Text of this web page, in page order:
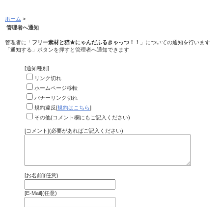
ホーム >
管理者へ通知
管理者に「フリー素材と猫★にゃんだふるきゃっつ！！
」についての通知を行います
「通知する」ボタンを押すと管理者へ通知できます
[通知種別]
リンク切れ
ホームページ移転
バナーリンク切れ
規約違反[規約はこちら]
その他(コメント欄にもご記入ください)
[コメント](必要があればご記入ください)
[お名前](任意)
[E-Mail](任意)